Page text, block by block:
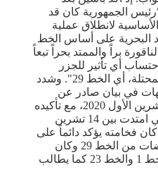
الجمهورية كان قد
لانطلاق عملية
البحرية على أساس الخط
براً والممتد بحراً تبعاً
أي تأثير للجزر
الساحلية التابعة لفلسطين المحتلة، أي الخط 29". وشدد
في بيان صادر عن
رئاسة الجمهورية بتاريخ 13 تشرين الأول 2020، مع تأكيده
على أنّ جلسات التفاوض التي امتدت بين 14 تشرين
2020 وحتى أيار 2021 "كان فخامته يؤكد دائماً على
ضرورة التمسّك ببدء المفاوضات من الخط 29 وكان
يرفض حصر التفاوض بين الخط 1 والخط 23 كما يطالب